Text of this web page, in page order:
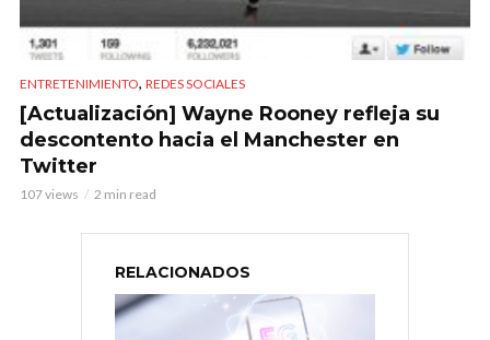
ENTRETENIMIENTO, REDES SOCIALES
[Actualización] Wayne Rooney refleja su
descontento hacia el Manchester en
Twitter
107 views 2 min read
RELACIONADOS